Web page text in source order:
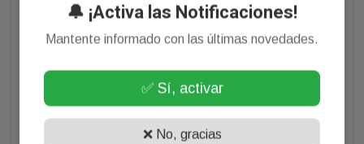
🔔 ¡Activa las Notificaciones!
Mantente informado con las últimas novedades.
✅ Sí, activar
❌ No, gracias